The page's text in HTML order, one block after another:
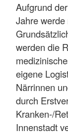
Aufgrund
Jahre werde
werden die
eigene
Närrinnen
durch
Kranken-/
Innenstadt